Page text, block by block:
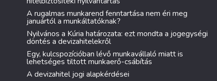
A rugalmas munkarend fenntartása nem éri meg
januártól a munkáltatóknak?
Nyilvános a Kúria határozata: ezt mondta a jogegységi
döntés a devizahitelekről
Egy, kulcspozícióban lévő munkavállaló miatt is
lehetséges tiltott munkaerő-csábítás
A devizahitel jogi alapkérdései